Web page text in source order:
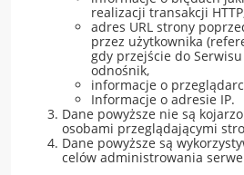
realizacji transakcji
adres URL strony
przez użytkownika
gdy przejście do
odnośnik,
informacje o
Informacje o adresie IP.
Dane powyższe nie są
osobami przeglądającymi
Dane powyższe są
celów administrowania